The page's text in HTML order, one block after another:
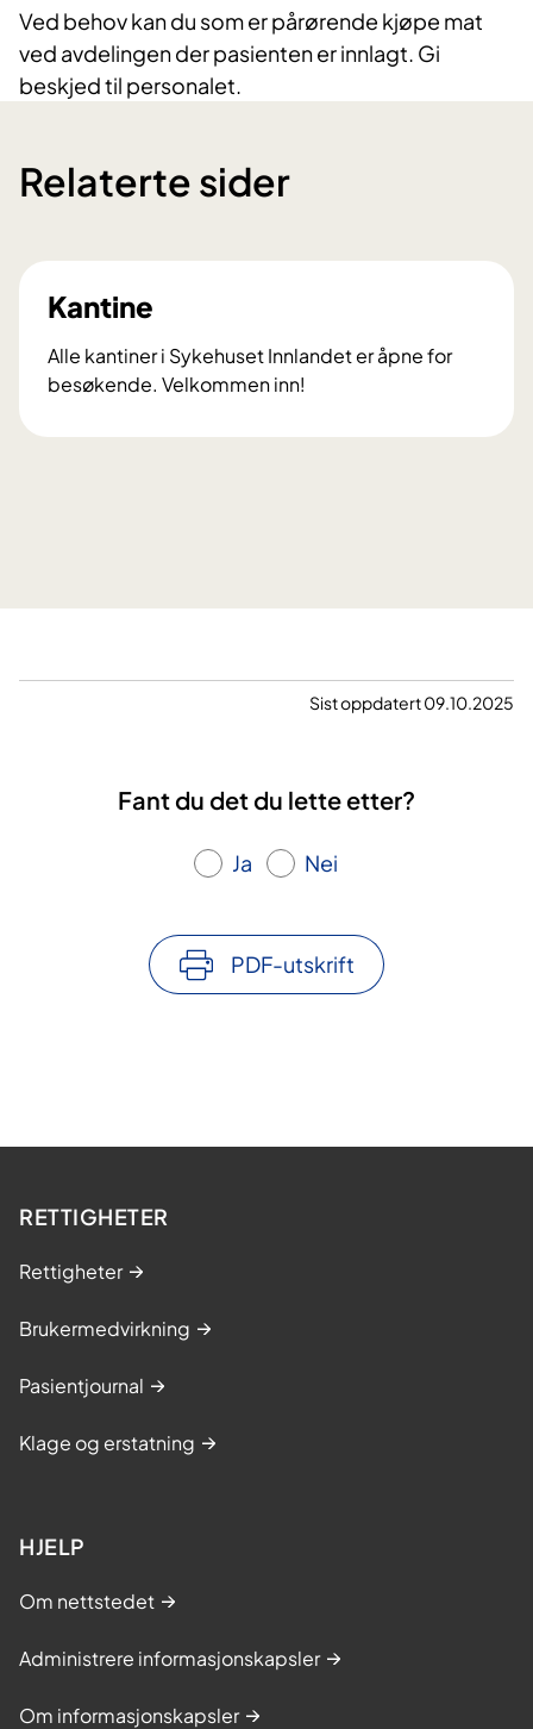
Ved behov kan du som er pårørende kjøpe mat
ved avdelingen der pasienten er innlagt. Gi
beskjed til personalet.
Relaterte sider
Kantine
Alle kantiner i Sykehuset Innlandet er åpne for
besøkende. Velkommen inn!
a
Sist oppdatert 09.10.2025
Fant du det du lette etter?
Ja Nei
PDF-utskrift
RETTIGHETER
Rettigheter
Brukermedvirkning
Pasientjournal
Klage og erstatning
HJELP
Om nettstedet
Administrere informasjonskapsler
Om informasjonskapsler